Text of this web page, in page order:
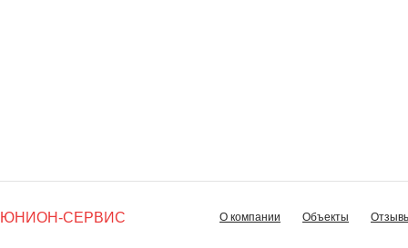
ЮНИОН-СЕРВИС О компании Объекты